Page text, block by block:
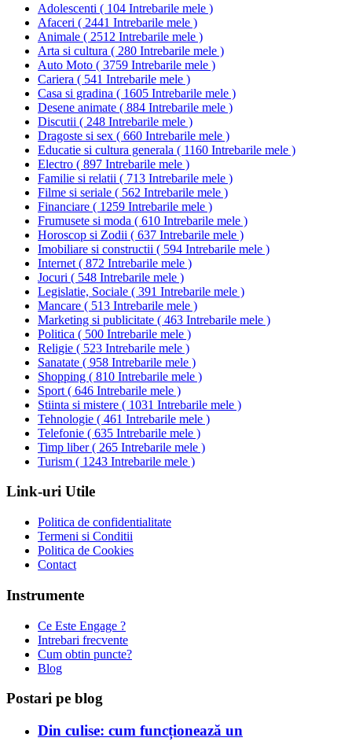
Adolescenti ( 104 Intrebarile mele )
Afaceri ( 2441 Intrebarile mele )
Animale ( 2512 Intrebarile mele )
Arta si cultura ( 280 Intrebarile mele )
Auto Moto ( 3759 Intrebarile mele )
Cariera ( 541 Intrebarile mele )
Casa si gradina ( 1605 Intrebarile mele )
Desene animate ( 884 Intrebarile mele )
Discutii ( 248 Intrebarile mele )
Dragoste si sex ( 660 Intrebarile mele )
Educatie si cultura generala ( 1160 Intrebarile mele )
Electro ( 897 Intrebarile mele )
Familie si relatii ( 713 Intrebarile mele )
Filme si seriale ( 562 Intrebarile mele )
Financiare ( 1259 Intrebarile mele )
Frumusete si moda ( 610 Intrebarile mele )
Horoscop si Zodii ( 637 Intrebarile mele )
Imobiliare si constructii ( 594 Intrebarile mele )
Internet ( 872 Intrebarile mele )
Jocuri ( 548 Intrebarile mele )
Legislatie, Sociale ( 391 Intrebarile mele )
Mancare ( 513 Intrebarile mele )
Marketing si publicitate ( 463 Intrebarile mele )
Politica ( 500 Intrebarile mele )
Religie ( 523 Intrebarile mele )
Sanatate ( 958 Intrebarile mele )
Shopping ( 810 Intrebarile mele )
Sport ( 646 Intrebarile mele )
Stiinta si mistere ( 1031 Intrebarile mele )
Tehnologie ( 461 Intrebarile mele )
Telefonie ( 635 Intrebarile mele )
Timp liber( 265 Intrebarile mele )
Turism ( 1243 Intrebarile mele )
Link-uri Utile
Politica de confidentialitate
Termeni si Conditii
Politica de Cookies
Contact
Instrumente
Ce Este Engage ?
Intrebari frecvente
Cum obtin puncte?
Blog
Postari pe blog
Din culise: cum funcționează un